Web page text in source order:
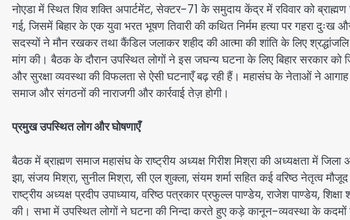
नोएडा में स्थित शिव शक्ति अपार्टमेंट, सेक्टर-71 के समुदाय केंद्र में रविवार को
गई, जिसमें बिहार के एक युवा भरत भूषण तिवारी की कथित निर्मम हत्या पर गहरा
सदस्यों ने मौन रखकर तथा कैंडिल जलाकर शहीद की आत्मा की शांति के लिए
मांग की। बैठक के दौरान उपस्थित लोगों ने इस जघन्य घटना के लिए बिहार सरकार को
और सुरक्षा व्यवस्था की विफलता से ऐसी घटनाएँ बढ़ रही हैं। महासंघ के नेताओं ने आगाह
समाज और संगठनों की नाराजगी और कार्रवाई तेज़ होगी।
प्रमुख उपस्थित लोग और घोषणाएँ
बैठक में ब्राह्मण समाज महासंघ के राष्ट्रीय अध्यक्ष गिरीश मिश्रा की अध्यक्षता में जिला
झा, संजय मिश्रा, सुनील मिश्रा, सी एल शुक्ला, संयम शर्मा सहित कई वरिष्ठ नेतृत्व
राष्ट्रीय अध्यक्ष प्रदीप उपाध्याय, वरिष्ठ पत्रकार प्रफुल्ल पाण्डेय, राजेश पाण्डेय,
की। सभा में उपस्थित लोगों ने घटना की निन्दा करते हुए कड़े कानून-व्यवस्था के कदमों